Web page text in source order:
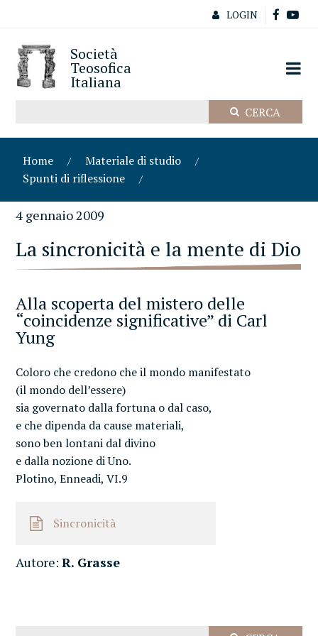
LOGIN
Società
Teosofica
Italiana
Home
Materiale di studio
Spunti di riflessione
4 gennaio 2009
La sincronicità e la mente di Dio
Alla scoperta del mistero delle
“coincidenze significative” di Carl
Yung
Coloro che credono che il mondo manifestato
(il mondo dell’essere)
sia governato dalla fortuna o dal caso,
e che dipenda da cause materiali,
sono ben lontani dal divino
e dalla nozione di Uno.
Plotino, Enneadi, VI.9
Sincronicità
Autore:R. Grasse